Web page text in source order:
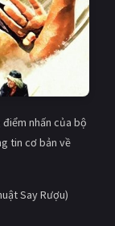
Hồng Kông
nhấn của bộ
tin cơ bản về
Say Rượu)